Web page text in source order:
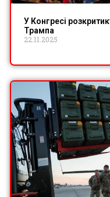
У Конгресі
Трампа
22.11.2025